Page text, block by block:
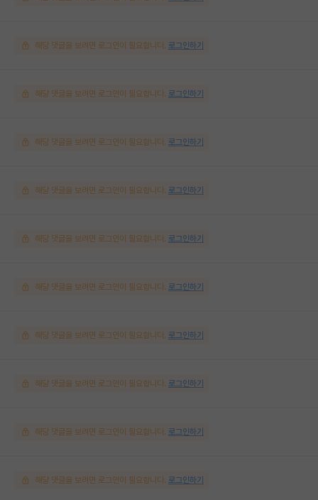
해당 댓글을 보려면 로그인이 필요합니다. 로그인하기
해당 댓글을 보려면 로그인이 필요합니다. 로그인하기
해당 댓글을 보려면 로그인이 필요합니다. 로그인하기
해당 댓글을 보려면 로그인이 필요합니다. 로그인하기
해당 댓글을 보려면 로그인이 필요합니다. 로그인하기
해당 댓글을 보려면 로그인이 필요합니다. 로그인하기
해당 댓글을 보려면 로그인이 필요합니다. 로그인하기
해당 댓글을 보려면 로그인이 필요합니다. 로그인하기
해당 댓글을 보려면 로그인이 필요합니다. 로그인하기
해당 댓글을 보려면 로그인이 필요합니다. 로그인하기